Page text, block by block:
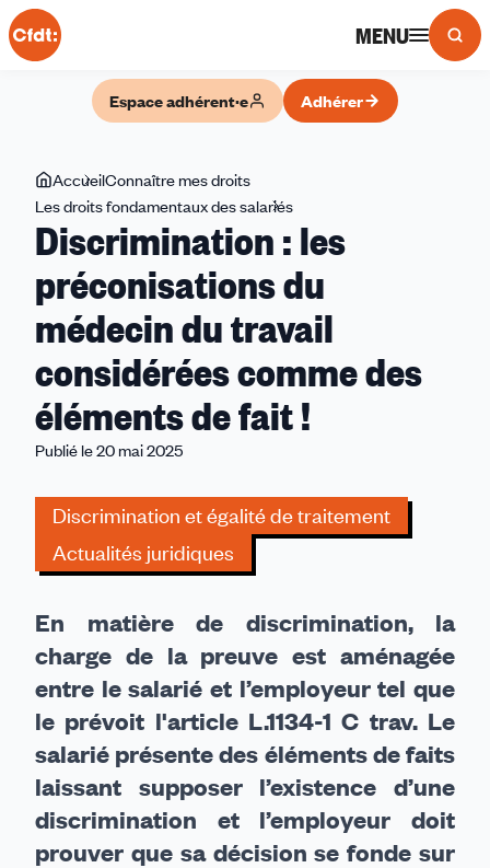
Panneau de gestion des cookies
MENU
Espace adhérent·e Adhérer
Vous
êtes
ici
AccueilConnaître mes droits
Les droits fondamentaux des salariés
les
préconisations
du
du
travail
considérées
éléments
de
Discrimination : les
préconisations du
médecin du travail
considérées comme des
éléments de fait !
Publié le 20 mai 2025
Discrimination et égalité de traitement
Actualités juridiques
En matière de discrimination, la
charge de la preuve est aménagée
entre le salarié et l’employeur tel que
le prévoit l'article L.1134-1 C trav. Le
salarié présente des éléments de faits
laissant supposer l’existence d’une
discrimination et l’employeur doit
prouver que sa décision se fonde sur